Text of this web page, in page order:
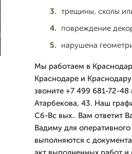
трещины, сколы
повреждение
нарушена
Мы работаем в
Краснодаре и
звоните +7 499 681-72-48
Атарбекова, 43. Наш
Сб-Вс вых.. Вам ответит
Вадиму для
выполняются с